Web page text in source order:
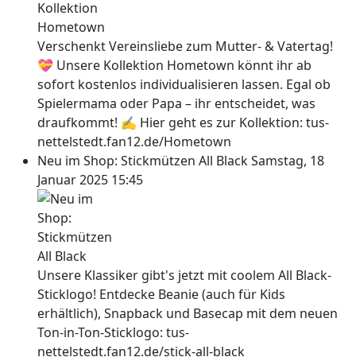
Verschenkt Vereinsliebe zum Mutter- & Vatertag!
💝 Unsere Kollektion Hometown könnt ihr ab
sofort kostenlos individualisieren lassen. Egal ob
Spielermama oder Papa – ihr entscheidet, was
draufkommt! ✍ Hier geht es zur Kollektion: tus-
nettelstedt.fan12.de/Hometown
Neu im Shop: Stickmützen All BlackSamstag, 18
Januar 2025 15:45
Unsere Klassiker gibt's jetzt mit coolem All Black-
Sticklogo! Entdecke Beanie (auch für Kids
erhältlich), Snapback und Basecap mit dem neuen
Ton-in-Ton-Sticklogo: tus-
nettelstedt.fan12.de/stick-all-black